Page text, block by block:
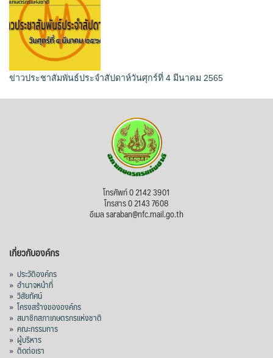
ข่าวประชาสัมพันธ์ประจำสัปดาห์วันศุกร์ที่ 4 มีนาคม 2565
โทรศัพท์ 0 2142 3901
โทรสาร 0 2143 7608
อีเมล saraban@nfc.mail.go.th
เกี่ยวกับองค์กร
» ประวัติองค์กร
» อำนาจหน้าที่
» วิสัยทัศน์
» โครงสร้างขององค์กร
» สมาชิกสภาเกษตรกรแห่งชาติ
» คณะกรรมการ
» ผู้บริหาร
» ติดต่อเรา